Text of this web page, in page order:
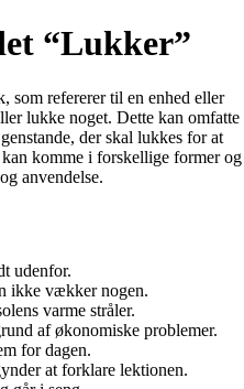
“Lukker”
som refererer til en enhed eller
lukke noget. Dette kan omfatte
der skal lukkes for at
komme i forskellige former og
anvendelse.
udenfor.
ikke vækker nogen.
varme stråler.
af økonomiske problemer.
for dagen.
at forklare lektionen.